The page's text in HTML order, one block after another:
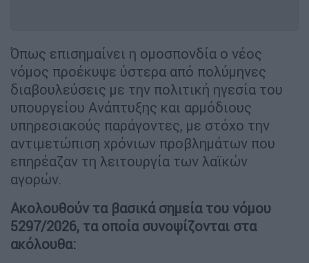
Όπως επισημαίνει η ομοσπονδία ο νέος
νόμος προέκυψε ύστερα από πολύμηνες
διαβουλεύσεις με την πολιτική ηγεσία του
υπουργείου Ανάπτυξης και αρμόδιους
υπηρεσιακούς παράγοντες, με στόχο την
αντιμετώπιση χρόνιων προβλημάτων που
επηρέαζαν τη λειτουργία των λαϊκών
αγορών.
Ακολουθούν τα βασικά σημεία του νόμου
5297/2026, τα οποία συνοψίζονται στα
ακόλουθα: